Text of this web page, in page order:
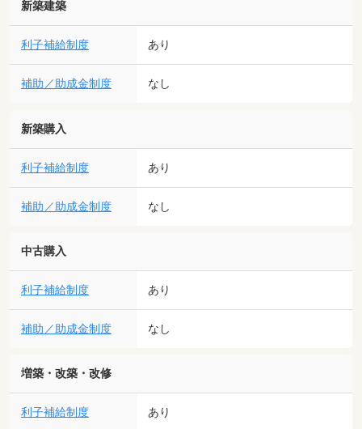
新築建築
利子補給制度 あり
補助／助成金制度 なし
新築購入
利子補給制度 あり
補助／助成金制度 なし
中古購入
利子補給制度 あり
補助／助成金制度 なし
増築・改築・改修
利子補給制度 あり